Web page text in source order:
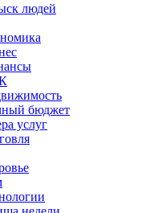
людей
бюджет
услуг